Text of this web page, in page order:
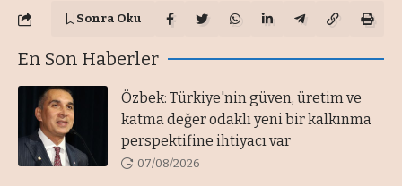
Sonra Oku
En Son Haberler
Özbek: Türkiye'nin güven, üretim ve
katma değer odaklı yeni bir kalkınma
perspektifine ihtiyacı var
07/08/2026